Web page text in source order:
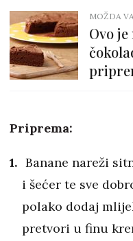
MOŽDA
Ovo
Priprema:
Banane nareži
i šećer te sve
polako dodaj
pretvori u finu